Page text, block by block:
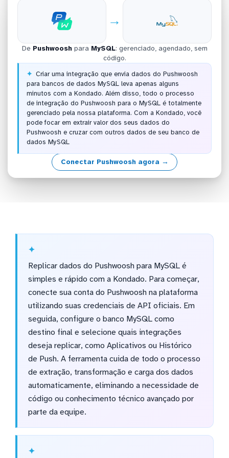
→
De Pushwooshpara MySQL: gerenciado, agendado, sem
código.
Criar uma integração que envia dados do Pushwoosh
para bancos de dados MySQL leva apenas alguns
minutos com a Kondado. Além disso, todo o processo
de integração do Pushwoosh para o MySQL é totalmente
gerenciado pela nossa plataforma. Com a Kondado, você
pode focar em extrair valor dos seus dados do
Pushwoosh e cruzar com outros dados de seu banco de
dados MySQL
Conectar Pushwoosh agora →
Replicar dados do Pushwoosh para MySQL é
simples e rápido com a Kondado. Para começar,
conecte sua conta do Pushwoosh na plataforma
utilizando suas credenciais de API oficiais. Em
seguida, configure o banco MySQL como
destino final e selecione quais integrações
deseja replicar, como Aplicativos ou Histórico
de Push. A ferramenta cuida de todo o processo
de extração, transformação e carga dos dados
automaticamente, eliminando a necessidade de
código ou conhecimento técnico avançado por
parte da equipe.